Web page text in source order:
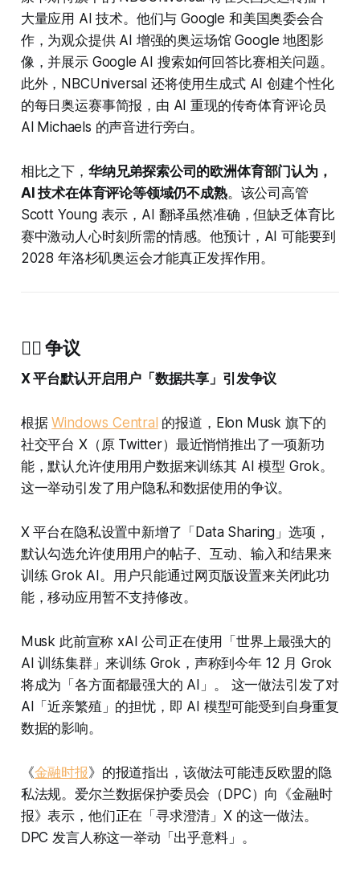
大量应用 AI 技术。他们与 Google 和美国奥委会合
作，为观众提供 AI 增强的奥运场馆 Google 地图影
像，并展示 Google AI 搜索如何回答比赛相关问题。
此外，NBCUniversal 还将使用生成式 AI 创建个性化
的每日奥运赛事简报，由 AI 重现的传奇体育评论员
Al Michaels 的声音进行旁白。
相比之下， 华纳兄弟探索公司的欧洲体育部门认为，
AI 技术在体育评论等领域仍不成熟。该公司高管
Scott Young 表示，AI 翻译虽然准确，但缺乏体育比
赛中激动人心时刻所需的情感。他预计，AI 可能要到
2028 年洛杉矶奥运会才能真正发挥作用。
🤷‍♂️ 争议
X 平台默认开启用户「数据共享」引发争议
根据Windows Central 的报道，Elon Musk 旗下的
社交平台 X（原 Twitter）最近悄悄推出了一项新功
能，默认允许使用用户数据来训练其 AI 模型 Grok。
这一举动引发了用户隐私和数据使用的争议。
X 平台在隐私设置中新增了「Data Sharing」选项，
默认勾选允许使用用户的帖子、互动、输入和结果来
训练 Grok AI。用户只能通过网页版设置来关闭此功
能，移动应用暂不支持修改。
Musk 此前宣称 xAI 公司正在使用「世界上最强大的
AI 训练集群」来训练 Grok，声称到今年 12 月 Grok
将成为「各方面都最强大的 AI」。 这一做法引发了对
AI「近亲繁殖」的担忧，即 AI 模型可能受到自身重复
数据的影响。
《金融时报》的报道指出，该做法可能违反欧盟的隐
私法规。爱尔兰数据保护委员会（DPC）向《金融时
报》表示，他们正在「寻求澄清」X 的这一做法。
DPC 发言人称这一举动「出乎意料」。